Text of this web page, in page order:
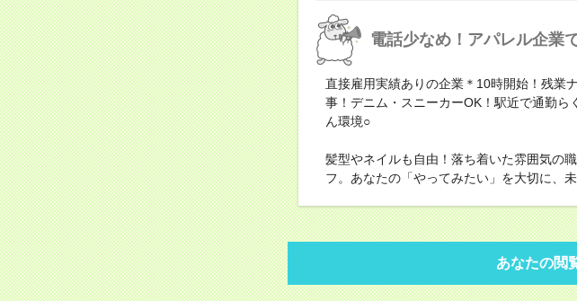
電話少なめ！アパレル企業
直接雇用実績ありの企業＊10時開始！残業
事！デニム・スニーカーOK！駅近で通勤
ん環境○
髪型やネイルも自由！落ち着いた雰囲気の
フ。あなたの「やってみたい」を大切に、
あなたの閲